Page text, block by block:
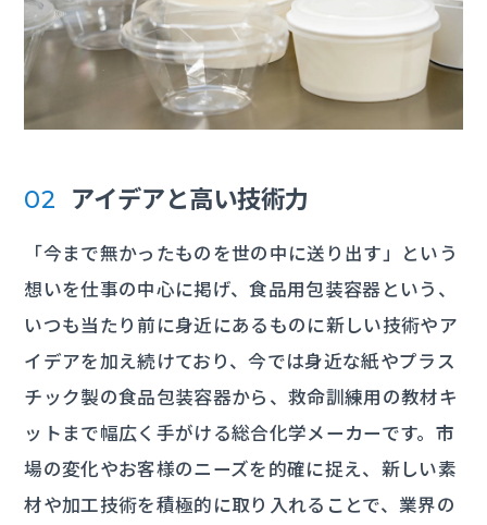
02 アイデアと高い技術力
「今まで無かったものを世の中に送り出す」という
想いを仕事の中心に掲げ、食品用包装容器という、
いつも当たり前に身近にあるものに新しい技術やア
イデアを加え続けており、今では身近な紙やプラス
チック製の食品包装容器から、救命訓練用の教材キ
ットまで幅広く手がける総合化学メーカーです。市
場の変化やお客様のニーズを的確に捉え、新しい素
材や加工技術を積極的に取り入れることで、業界の